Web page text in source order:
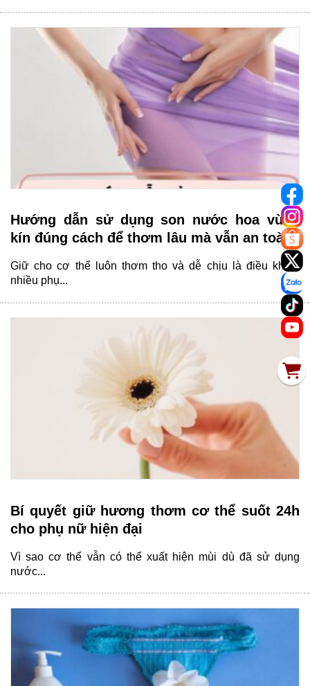
Hướng dẫn sử dụng son nước hoa vùng
kín đúng cách để thơm lâu mà vẫn an toàn
Giữ cho cơ thể luôn thơm tho và dễ chịu là điều khiến
nhiều phụ...
Bí quyết giữ hương thơm cơ thể suốt 24h
cho phụ nữ hiện đại
Vì sao cơ thể vẫn có thể xuất hiện mùi dù đã sử dụng
nước...